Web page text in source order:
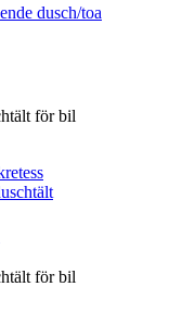
för bil
för bil